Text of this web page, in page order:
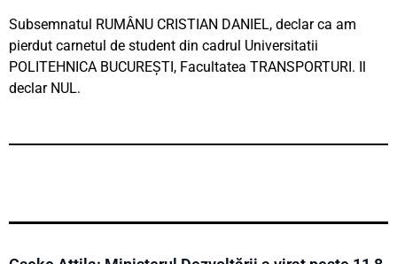
Subsemnatul RUMÂNU CRISTIAN DANIEL, declar ca am
pierdut carnetul de student din cadrul Universitatii
POLITEHNICA BUCUREŞTI, Facultatea TRANSPORTURI. Il
declar NUL.